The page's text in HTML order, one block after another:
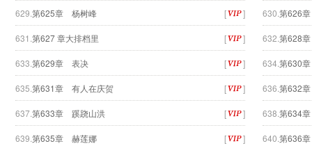
629. 第625章 杨树峰 [ ] 630. 第626
631. 第627 章大排档里 [ ] 632. 第628
633. 第629章 表决 [ ] 634. 第630
635. 第631章 有人在庆贺 [ ] 636. 第632
637.第633章 蹊跷山洪 [ ] 638. 第634
639. 第635章 赫莲娜 [ ] 640. 第636